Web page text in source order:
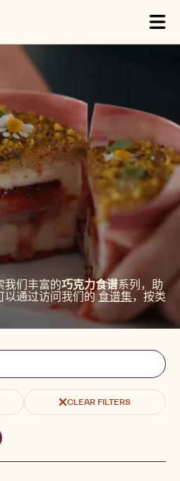
我们丰富的巧克力食谱系列，助
以通过访问我们的食谱集，按类
CLEAR FILTERS